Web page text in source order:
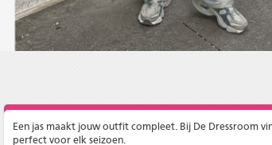
Een jas maakt jouw outfit compleet. Bij De Dressroom
perfect voor elk seizoen.